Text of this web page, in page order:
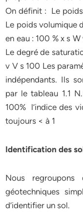
On définit : Le
Le poids volumique
en eau : 100 % x s
Le degré de
v V s 100 Les
indépendants. Ils
par le tableau 1.1
100% l’indice des
toujours < à 1
Identification des
Nous
géotechniques
d’identifier un sol.